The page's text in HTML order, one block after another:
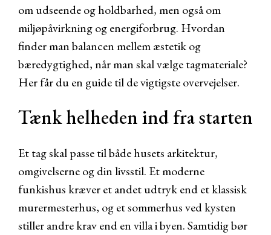
om udseende og holdbarhed, men også om
miljøpåvirkning og energiforbrug. Hvordan
finder man balancen mellem æstetik og
bæredygtighed, når man skal vælge tagmateriale?
Her får du en guide til de vigtigste overvejelser.
Tænk helheden ind fra starten
Et tag skal passe til både husets arkitektur,
omgivelserne og din livsstil. Et moderne
funkishus kræver et andet udtryk end et klassisk
murermesterhus, og et sommerhus ved kysten
stiller andre krav end en villa i byen. Samtidig bør